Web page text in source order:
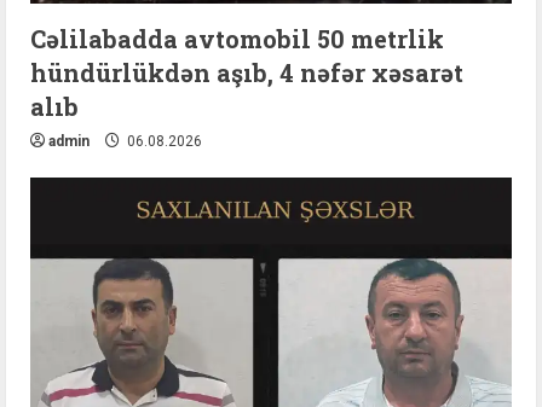
Cəlilabadda avtomobil 50 metrlik
hündürlükdən aşıb, 4 nəfər xəsarət
alıb
admin 06.08.2026